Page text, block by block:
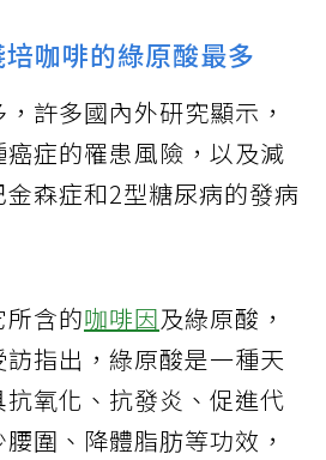
咖啡的綠原酸最多
許多國內外研究顯示，
症的罹患風險，以及減
森症和2型糖尿病的發病
含的咖啡因及綠原酸，
指出，綠原酸是一種天
氧化、抗發炎、促進代
圍、降體脂肪等功效，